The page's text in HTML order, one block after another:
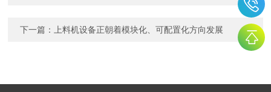
下一篇： 上料机设备正朝着模块化、可配置化方向发展